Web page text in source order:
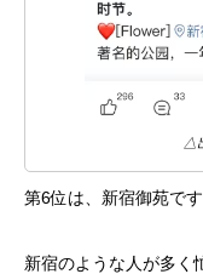
△
第6位は、新宿御苑です
新宿のような人が多く